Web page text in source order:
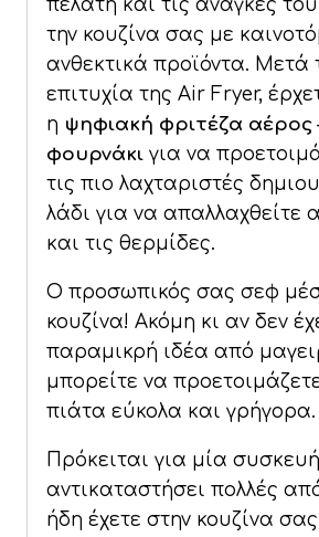
Berlinger
Haus
ποσότητα
πελάτη και τις ανάγκες
την κουζίνα σας με
ανθεκτικά προϊόντα. Μετά
επιτυχία της Air Fryer,
η ψηφιακή φριτέζα αέρος
φουρνάκι για να
τις πιο λαχταριστές
λάδι για να απαλλαχθείτε
και τις θερμίδες.
Ο προσωπικός σας σεφ
κουζίνα! Ακόμη κι αν δεν
παραμικρή ιδέα από
μπορείτε να
πιάτα εύκολα και γρήγορα.
Πρόκειται για μία
αντικαταστήσει πολλές
ήδη έχετε στην κουζίνα